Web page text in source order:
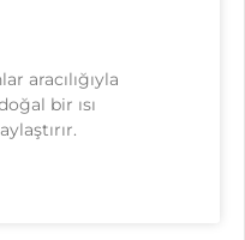
aracılığıyla
bir ısı